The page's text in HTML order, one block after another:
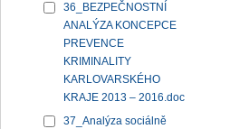
36_BEZPEČNOSTNÍ
ANALÝZA KONCEPCE
PREVENCE
KRIMINALITY
KARLOVARSKÉHO
KRAJE 2013 – 2016.doc
37_Analýza sociálně